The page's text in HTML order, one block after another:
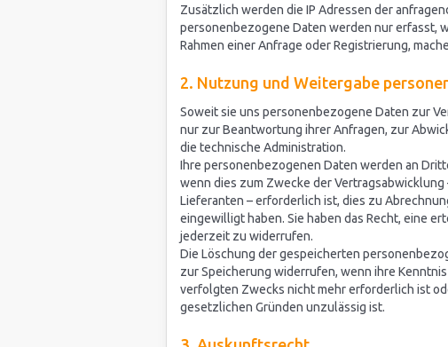
Zusätzlich werden die IP Adressen der
personenbezogene Daten werden nur erfasst,
Rahmen einer Anfrage oder Registrierung,
2. Nutzung und Weitergabe
Soweit sie uns personenbezogene Daten zur
nur zur Beantwortung ihrer Anfragen, zur
die technische Administration.
Ihre personenbezogenen Daten werden an
wenn dies zum Zwecke der
Lieferanten – erforderlich ist, dies zu
eingewilligt haben. Sie haben das Recht, eine
jederzeit zu widerrufen.
Die Löschung der gespeicherten
zur Speicherung widerrufen, wenn ihre
verfolgten Zwecks nicht mehr erforderlich ist
gesetzlichen Gründen unzulässig ist.